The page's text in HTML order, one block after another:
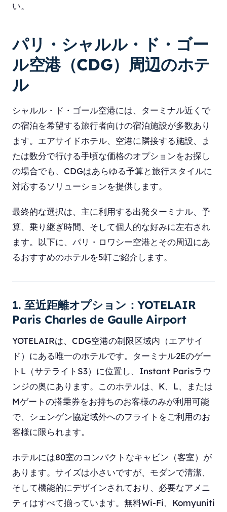
い。
パリ・シャルル・ド・ゴー
ル空港（CDG）周辺のホテ
ル
シャルル・ド・ゴール空港には、ターミナル近くで
の宿泊を希望する旅行者向けの宿泊施設が多数あり
ます。エアサイドホテル、空港に隣接する施設、ま
たは数分で行ける手頃な価格のオプションをお探し
の場合でも、CDGはあらゆる予算と旅行スタイルに
対応するソリューションを提供します。
最終的な選択は、主に利用する出発ターミナル、予
算、乗り継ぎ時間、そして個人的な好みに左右され
ます。以下に、パリ・ロワシー空港とその周辺にあ
るおすすめのホテルを5軒ご紹介します。
1. 至近距離オプション：YOTELAIR
Paris Charles de Gaulle Airport
YOTELAIRは、CDG空港の制限区域内（エアサイ
ド）にある唯一のホテルです。ターミナル2Eのゲー
トL（サテライトS3）に位置し、Instant Parisラウ
ンジの奥にあります。このホテルは、K、L、または
Mゲートの搭乗券をお持ちのお客様のみが利用可能
で、シェンゲン協定域外へのフライトをご利用のお
客様に限られます。
ホテルには80室のコンパクトなキャビン（客室）が
あります。サイズは小さいですが、モダンで清潔、
そして機能的にデザインされており、必要なアメニ
ティはすべて揃っています。無料Wi-Fi、Komyuniti